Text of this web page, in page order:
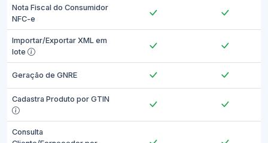
Nota Fiscal do Consumidor
NFC-e
Importar/Exportar XML em
lote
Geração de GNRE
Cadastra Produto por GTIN
Consulta